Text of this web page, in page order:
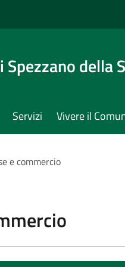
Spezzano della
Servizi Vivere il
e commercio